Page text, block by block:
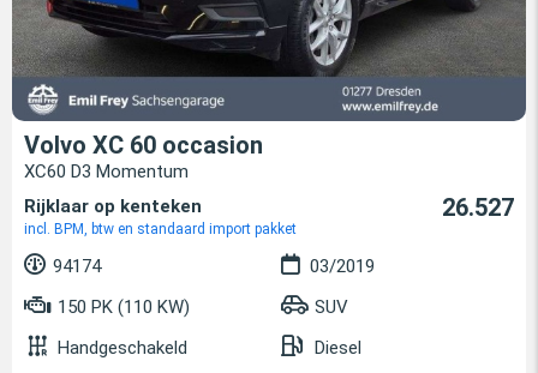
Volvo XC 60 occasion
XC60 D3 Momentum
Rijklaar op kenteken
incl. BPM, btw en standaard import pakket
26.527
94174
03/2019
150 PK (110 KW)
SUV
Handgeschakeld
Diesel